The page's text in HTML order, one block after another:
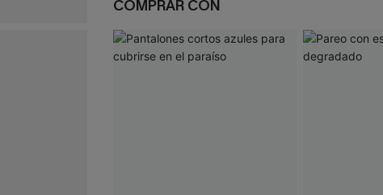
COMPRAR CON